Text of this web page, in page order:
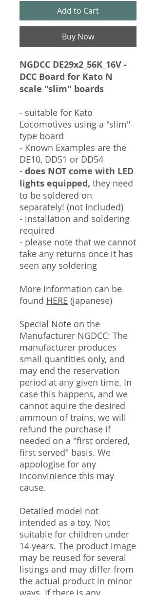
Add to Cart
Buy Now
NGDCC DE29x2_56K_16V -
DCC Board for Kato N
scale "slim" boards
- suitable for Kato
Locomotives using a "slim"
type board
- Known Examples are the
DE10, DD51 or DD54
- does NOT come with LED
lights equipped, they need
to be soldered on
separately! (not included)
- installation and soldering
required
- please note that we cannot
take any returns once it has
seen any soldering
More information can be
found HERE (japanese)
Special Note on the
Manufacturer NGDCC: The
manufacturer produces
small quantities only, and
may end the reservation
period at any given time. In
case this happens, and we
cannot aquire the desired
ammoun of trains, we will
refund the purchase if
needed on a "first ordered,
first served" basis. We
appologise for any
inconvinience this may
cause.
Detailed model not
intended as a toy. Not
suitable for children under
14 years. The product image
may be reused for several
listings and may differ from
the actual product in minor
ways. If there is any